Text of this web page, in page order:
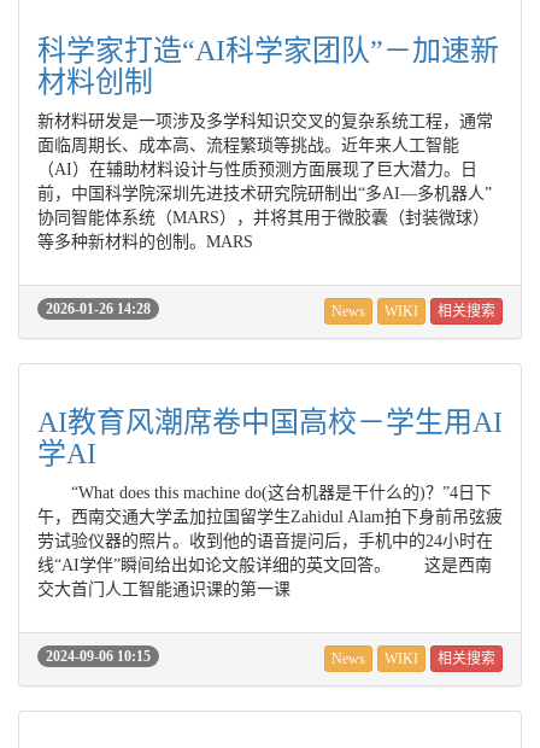
科学家打造“AI科学家团队”－加速新
材料创制
新材料研发是一项涉及多学科知识交叉的复杂系统工程，通常
面临周期长、成本高、流程繁琐等挑战。近年来人工智能
（AI）在辅助材料设计与性质预测方面展现了巨大潜力。日
前，中国科学院深圳先进技术研究院研制出“多AI—多机器人”
协同智能体系统（MARS），并将其用于微胶囊（封装微球）
等多种新材料的创制。MARS
2026-01-26 14:28 News WIKI 相关搜索
AI教育风潮席卷中国高校－学生用AI
学AI
“What does this machine do(这台机器是干什么的)？”4日下
午，西南交通大学孟加拉国留学生Zahidul Alam拍下身前吊弦疲
劳试验仪器的照片。收到他的语音提问后，手机中的24小时在
线“AI学伴”瞬间给出如论文般详细的英文回答。 这是西南
交大首门人工智能通识课的第一课
2024-09-06 10:15 News WIKI 相关搜索